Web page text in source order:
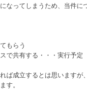
なってしまうため、当件に
もらう
で共有する・・・実行予定
ば成立するとは思いますが
す。